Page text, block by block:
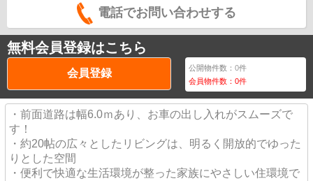
電話でお問い合わせする
無料会員登録はこちら
会員登録 公開物件数：0件
会員物件数：0件
・前面道路は幅6.0ｍあり、お車の出し入れがスムーズで
す！
・約20帖の広々としたリビングは、明るく開放的でゆった
りとした空間
・便利で快適な生活環境が整った家族にやさしい住環境で